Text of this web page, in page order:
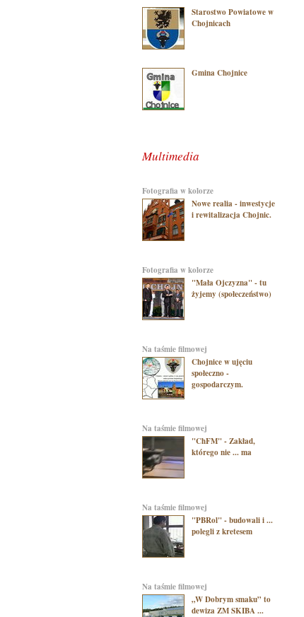
Starostwo Powiatowe w
Chojnicach
Gmina Chojnice
Multimedia
Fotografia w kolorze
Nowe realia - inwestycje
i rewitalizacja Chojnic.
Fotografia w kolorze
"Mała Ojczyzna" - tu
żyjemy (społeczeństwo)
na taśmie filmowej
Chojnice w ujęciu
społeczno -
gospodarczym.
na taśmie filmowej
"ChFM" - Zakład,
którego nie ... ma
na taśmie filmowej
"PBRol" - budowali i ...
polegli z kretesem
na taśmie filmowej
„W Dobrym smaku” to
dewiza ZM SKIBA ...